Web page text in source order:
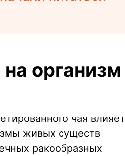
организм
чая влияет
живых существ
ракообразных